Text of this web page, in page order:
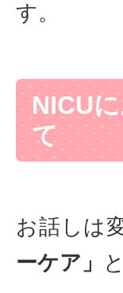
す。
NICU
て
お話しは
ーケア」